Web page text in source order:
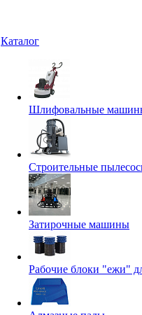
Каталог
Шлифовальные
Строительные
Затирочные машины
Рабочие блоки "ежи"